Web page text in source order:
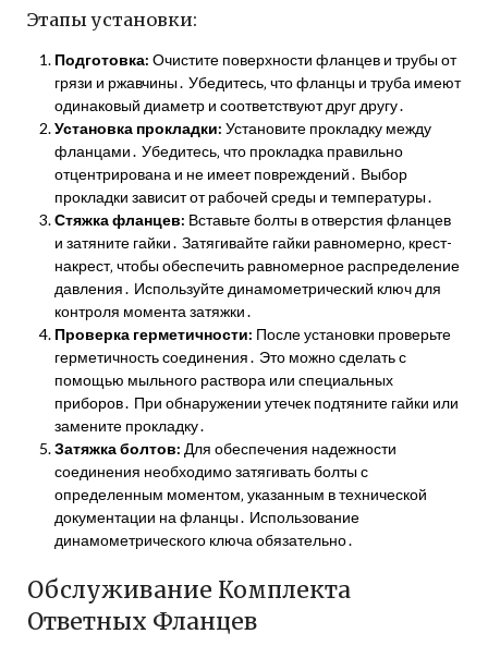
Этапы установки:
Подготовка: Очистите поверхности фланцев и трубы от
грязи и ржавчины․ Убедитесь‚ что фланцы и труба имеют
одинаковый диаметр и соответствуют друг другу․
Установка прокладки: Установите прокладку между
фланцами․ Убедитесь‚ что прокладка правильно
отцентрирована и не имеет повреждений․ Выбор
прокладки зависит от рабочей среды и температуры․
Стяжка фланцев: Вставьте болты в отверстия фланцев
и затяните гайки․ Затягивайте гайки равномерно‚ крест-
накрест‚ чтобы обеспечить равномерное распределение
давления․ Используйте динамометрический ключ для
контроля момента затяжки․
Проверка герметичности: После установки проверьте
герметичность соединения․ Это можно сделать с
помощью мыльного раствора или специальных
приборов․ При обнаружении утечек подтяните гайки или
замените прокладку․
Затяжка болтов: Для обеспечения надежности
соединения необходимо затягивать болты с
определенным моментом‚ указанным в технической
документации на фланцы․ Использование
динамометрического ключа обязательно․
Обслуживание Комплекта
Ответных Фланцев